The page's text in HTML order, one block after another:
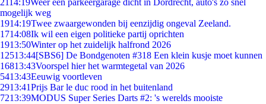
2114:19Weer een parkeergarage dicht in Dordrecht, auto's zo snel
mogelijk weg
1914:19Twee zwaargewonden bij eenzijdig ongeval Zeeland.
1714:08Ik wil een eigen politieke partij oprichten
1913:50Winter op het zuidelijk halfrond 2026
12513:44[SBS6] De Bondgenoten #318 Een klein kusje moet kunnen
16813:43Voorspel hier het warmtegetal van 2026
5413:43Eeuwig voortleven
2913:41Prijs Bar le duc rood in het buitenland
7213:39MODUS Super Series Darts #2: 's werelds mooiste